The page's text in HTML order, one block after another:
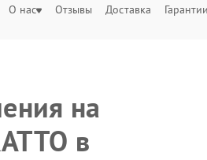
О нас Отзывы Доставка Гарантии
на
в